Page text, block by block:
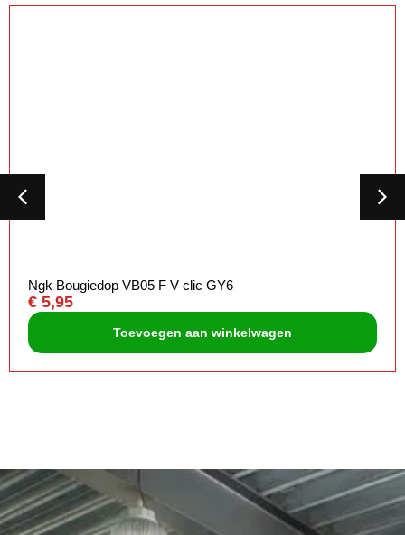
Ngk Bougiedop VB05 F V clic GY6
€ 5,95
Toevoegen aan winkelwagen